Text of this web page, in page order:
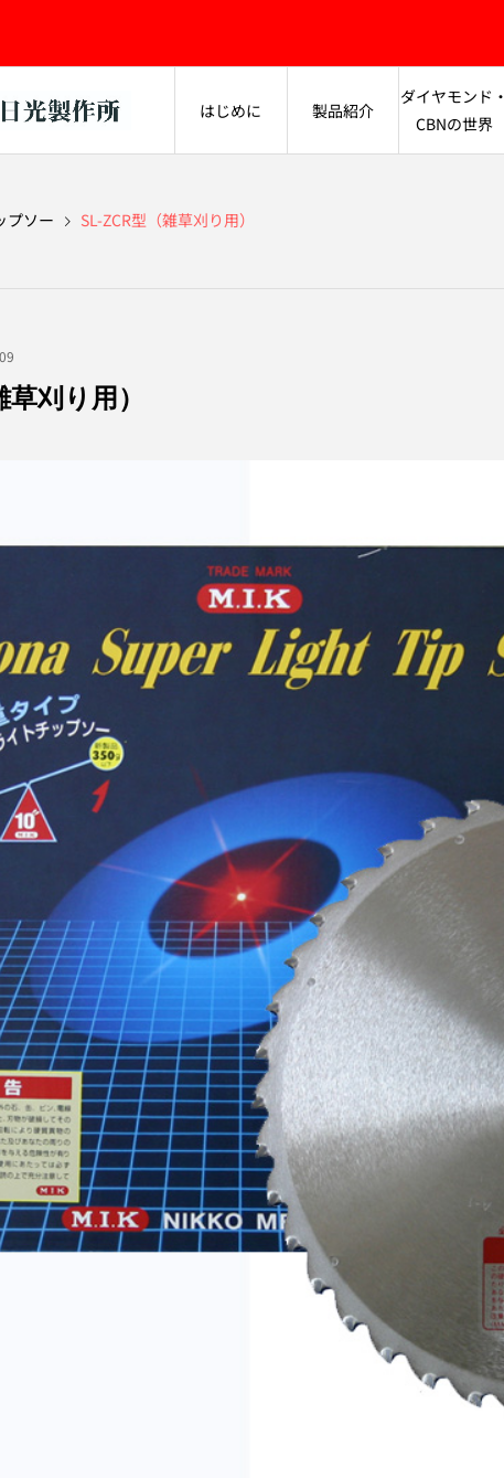
はじめに 製品紹介
ダイヤモンド・
CBNの世界
プソー SL-ZCR型（雑草刈り用）
刈り用）